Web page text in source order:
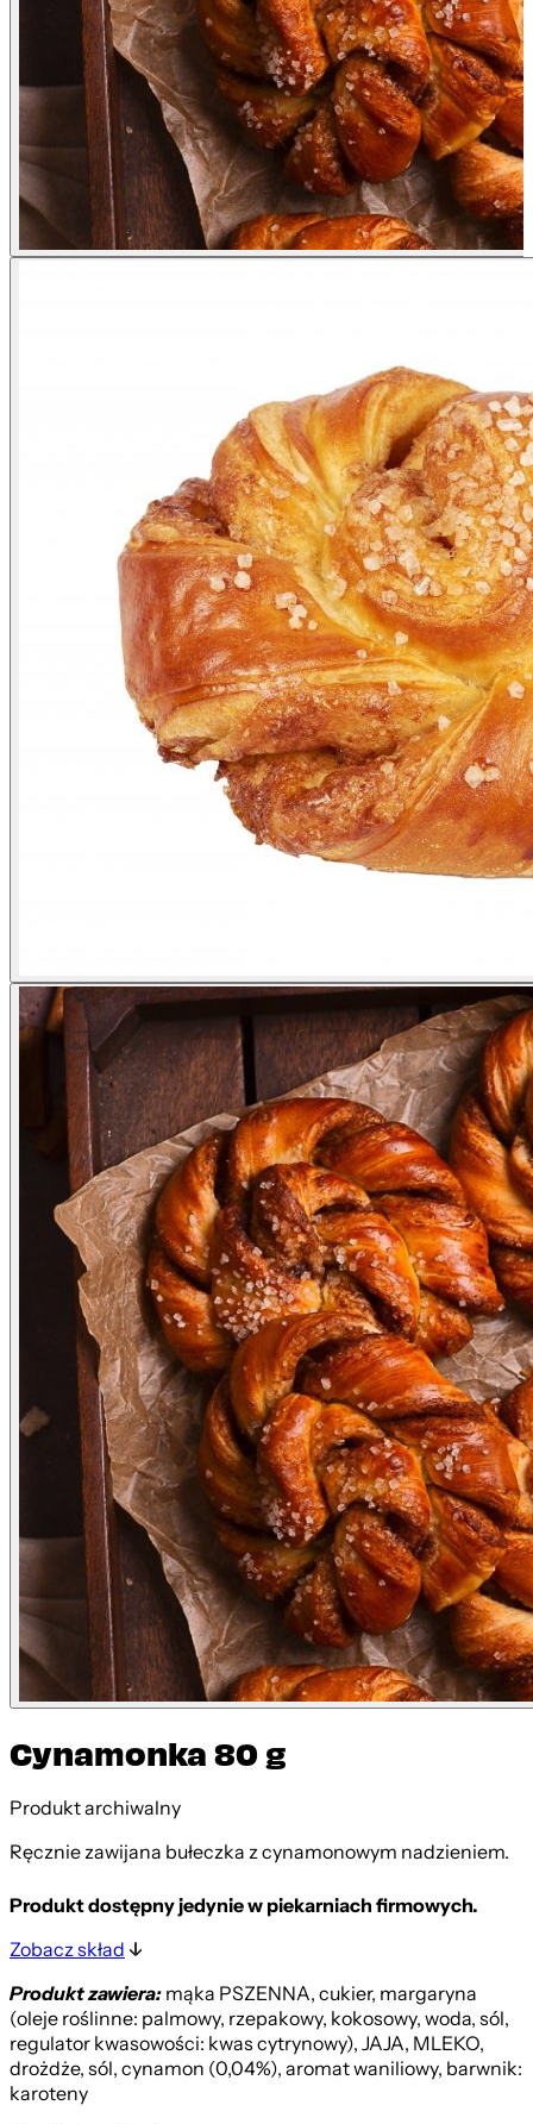
Cynamonka 80 g
Produkt archiwalny
Ręcznie zawijana bułeczka z cynamonowym nadzieniem.
Produkt dostępny jedynie w piekarniach firmowych.
Zobacz skład
Produkt zawiera:mąka PSZENNA, cukier, margaryna
(oleje roślinne: palmowy, rzepakowy, kokosowy, woda, sól,
regulator kwasowości: kwas cytrynowy), JAJA, MLEKO,
drożdże, sól, cynamon (0,04%), aromat waniliowy, barwnik:
karoteny